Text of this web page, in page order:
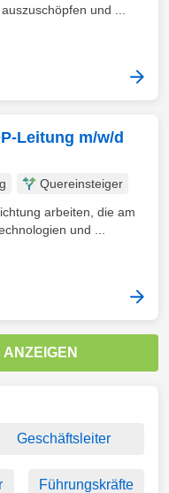
und ...
Leitung m/w/d
Quereinsteiger
arbeiten, die am
und ...
Geschäftsleiter
Führungskräfte